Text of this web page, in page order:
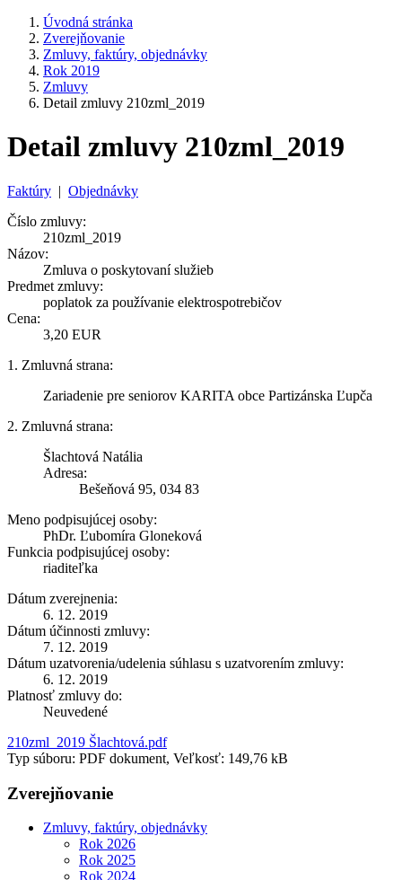
Úvodná stránka
Zverejňovanie
Zmluvy, faktúry, objednávky
Rok 2019
Zmluvy
Detail zmluvy 210zml_2019
Detail zmluvy 210zml_2019
Faktúry | Objednávky
Číslo zmluvy:
210zml_2019
Názov:
Zmluva o poskytovaní služieb
Predmet zmluvy:
poplatok za používanie elektrospotrebičov
Cena:
3,20 EUR
1. Zmluvná strana:
Zariadenie pre seniorov KARITA obce Partizánska Ľupča
2. Zmluvná strana:
Šlachtová Natália
Adresa:
Bešeňová 95, 034 83
Meno podpisujúcej osoby:
PhDr. Ľubomíra Gloneková
Funkcia podpisujúcej osoby:
riaditeľka
Dátum zverejnenia:
6. 12. 2019
Dátum účinnosti zmluvy:
7. 12. 2019
Dátum uzatvorenia/udelenia súhlasu s uzatvorením zmluvy:
6. 12. 2019
Platnosť zmluvy do:
Neuvedené
210zml_2019 Šlachtová.pdf
Typ súboru: PDF dokument, Veľkosť: 149,76 kB
Zverejňovanie
Zmluvy, faktúry, objednávky
Rok 2026
Rok 2025
Rok 2024